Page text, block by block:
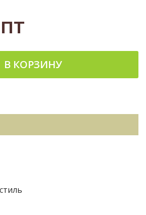
В КОРЗИНУ